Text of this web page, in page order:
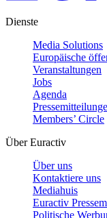
Dienste
Media Solutions
Europäische
Veranstaltungen
Jobs
Agenda
Members’ Circle
Über Euractiv
Über uns
Kontaktiere uns
Mediahuis
Euractiv
Politische